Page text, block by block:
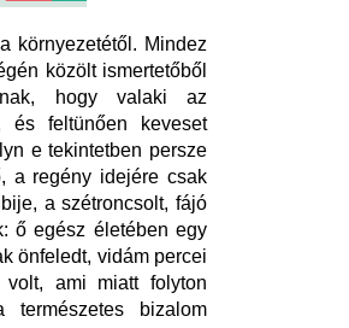
környezetétől. Mindez
közölt ismertetőből
hogy valaki az
és feltünően keveset
e tekintetben persze
a regény idejére csak
a szétroncsolt, fájó
ő egész életében egy
önfeledt, vidám percei
volt, ami miatt folyton
bizalom